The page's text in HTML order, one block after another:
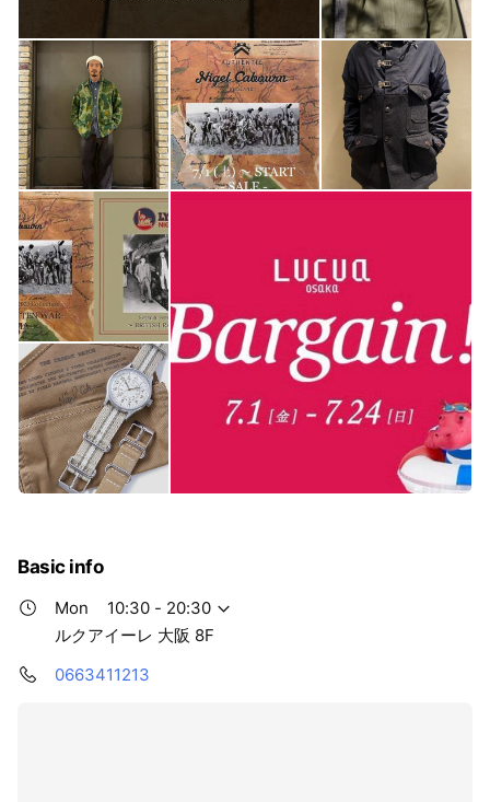
Basic info
Mon
10:30 - 20:30
ルクアイーレ 大阪 8F
0663411213